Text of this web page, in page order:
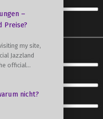
–
Preise?
my site,
Jazzland
official…
nicht?